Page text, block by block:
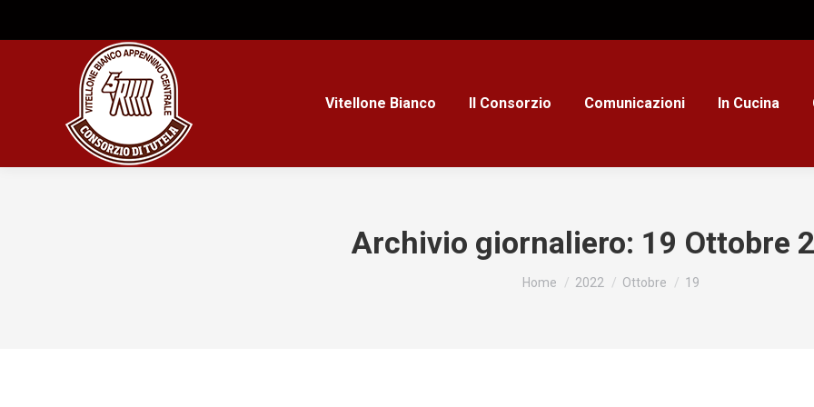
Vitellone Bianco Il Consorzio Comunicazioni In Cucina
Archivio giornaliero: 19 Ottobre
Tu sei qui:
Home 2022 Ottobre 19